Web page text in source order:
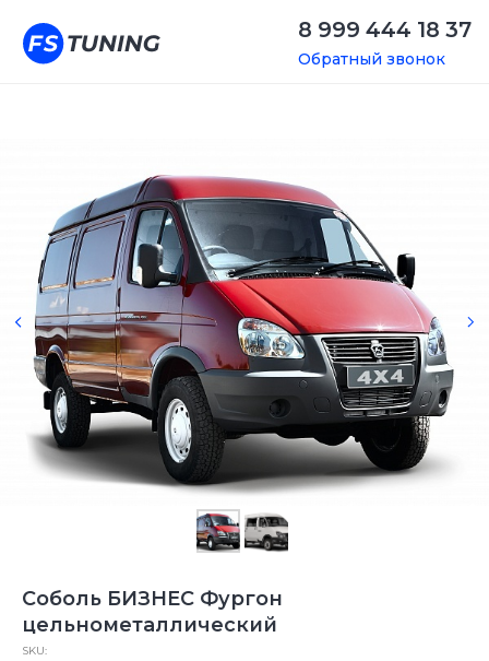
8 999 444 18 37
Обратный звонок
Соболь БИЗНЕС Фургон
цельнометаллический
SKU: